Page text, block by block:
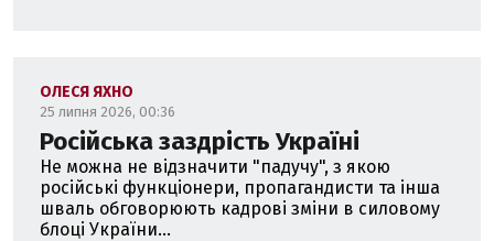
ОЛЕСЯ ЯХНО
25 липня 2026, 00:36
Російська заздрість Україні
Не можна не відзначити "падучу", з якою
російські функціонери, пропагандисти та інша
шваль обговорюють кадрові зміни в силовому
блоці України...